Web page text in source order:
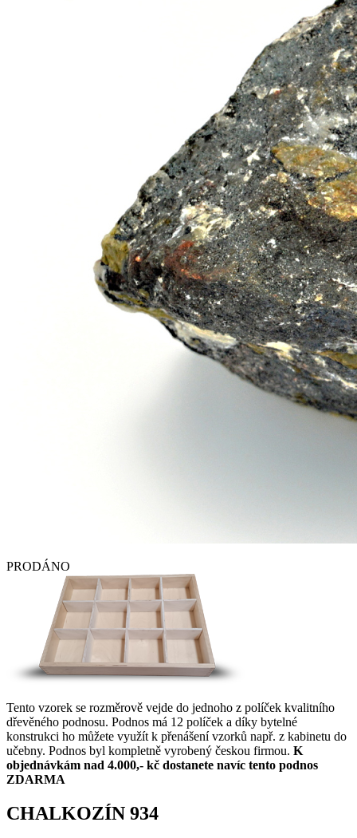
PRODÁNO
Tento vzorek se rozměrově vejde do jednoho z políček kvalitního
dřevěného podnosu. Podnos má 12 políček a díky bytelné
konstrukci ho můžete využít k přenášení vzorků např. z kabinetu do
učebny. Podnos byl kompletně vyrobený českou firmou. K
objednávkám nad 4.000,- kč dostanete navíc tento podnos
ZDARMA
CHALKOZÍN 934